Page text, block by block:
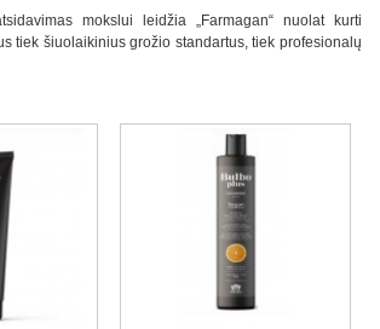
mokslui leidžia „Farmagan“ nuolat kurti
tiek šiuolaikinius grožio standartus, tiek profesionalų